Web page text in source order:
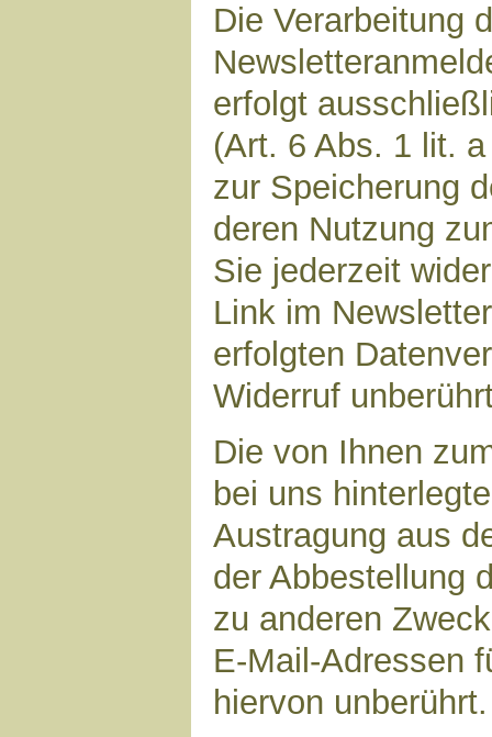
Die Verarbeitung
erfolgt
(Art. 6 Abs. 1 lit.
zur Speicherung
deren Nutzung
Sie jederzeit
Link im
erfolgten
Widerruf
Die von Ihnen
bei uns
Austragung aus
der Abbestellung
zu anderen
E-Mail-Adressen
hiervon unberührt.